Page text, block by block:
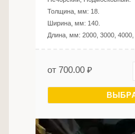
Толщина, мм: 18
Ширина, мм: 140
Длина, мм: 2000, 3000,
от 700.00 ₽